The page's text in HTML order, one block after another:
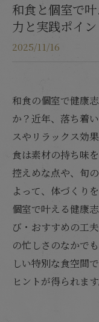
和食と個室で
力と実践ポイン
2025/11/16
和食の個室で健康
か？近年、落ち着
スやリラックス効
食は素材の持ち味
控えめな点や、旬
よって、体づくり
個室で叶える健康
び・おすすめの工
の忙しさのなかで
しい特別な食空間
ヒントが得られます